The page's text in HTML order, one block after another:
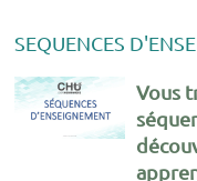
SEQUENCES
Vous